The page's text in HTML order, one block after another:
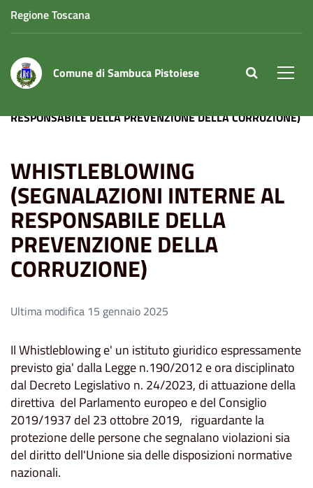
Regione Toscana
Comune di Sambuca Pistoiese site.searc
RESPONSABILE DELLA PREVENZIONE DELLA CORRUZIONE)
WHISTLEBLOWING
(SEGNALAZIONI INTERNE AL
RESPONSABILE DELLA
PREVENZIONE DELLA
CORRUZIONE)
Ultima modifica 15 gennaio 2025
Il Whistleblowing e' un istituto giuridico espressamente
previsto gia' dalla Legge n.190/2012 e ora disciplinato
dal Decreto Legislativo n. 24/2023, di attuazione della
direttiva del Parlamento europeo e del Consiglio
2019/1937 del 23 ottobre 2019, riguardante la
protezione delle persone che segnalano violazioni sia
del diritto dell'Unione sia delle disposizioni normative
nazionali.